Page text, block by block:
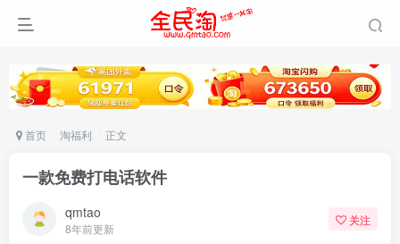
首页 淘福利 正文
一款免费打电话软件
qmtao
8年前更新
关注